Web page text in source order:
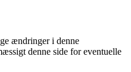
ændringer i denne
denne side for eventuelle